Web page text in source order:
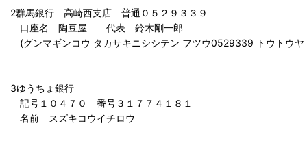
2群馬銀行 高崎西支店 普通０５２９３３９
口座名 陶豆屋 代表 鈴木剛一郎
(グンマギンコウ タカサキニシシテン フツウ0529339 トウトウヤ
3ゆうちょ銀行
記号１０４７０ 番号３１７７４１８１
名前 スズキコウイチロウ